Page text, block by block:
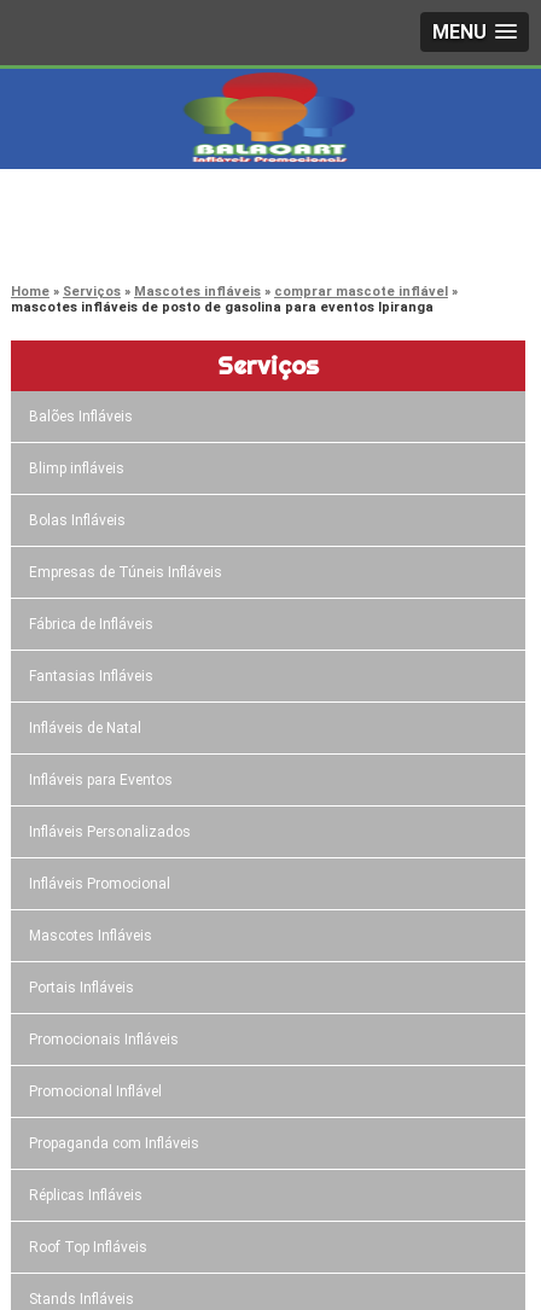
MENU
Home Serviços Mascotes infláveis
comprar mascote inflável
mascotes infláveis de posto de gasolina para eventos Ipiranga
Serviços
Balões Infláveis
Blimp infláveis
Bolas Infláveis
Empresas de Túneis Infláveis
Fábrica de Infláveis
Fantasias Infláveis
Infláveis de Natal
Infláveis para Eventos
Infláveis Personalizados
Infláveis Promocional
Mascotes Infláveis
Portais Infláveis
Promocionais Infláveis
Promocional Inflável
Propaganda com Infláveis
Réplicas Infláveis
Roof Top Infláveis
Stands Infláveis